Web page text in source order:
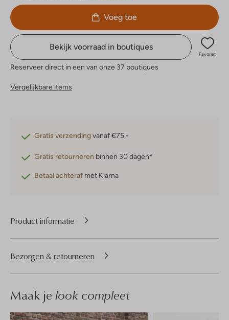
Voeg toe
Bekijk voorraad in boutiques
Favoriet
Reserveer direct in een van onze 37 boutiques
Vergelijkbare items
Gratis verzendingvanaf €75,-
Gratis retourneren binnen 30 dagen*
Betaal achteraf met Klarna
Product informatie
Bezorgen & retourneren
Maak je look compleet